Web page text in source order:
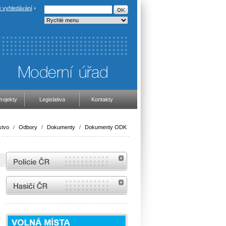
vyhledávání
Legislativa Kontakty
/ Odbory / Dokumenty / Dokumenty ODK
internetové stránky Policie ČR
internetové stránky Hasiči ČR